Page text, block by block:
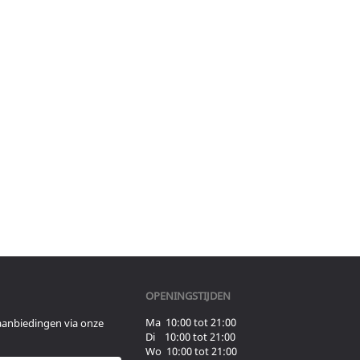
via onze
OPENINGSTIJDEN
Ma 10:00 tot 21:00
Di 10:00 tot 21:00
Wo 10:00 tot 21:00